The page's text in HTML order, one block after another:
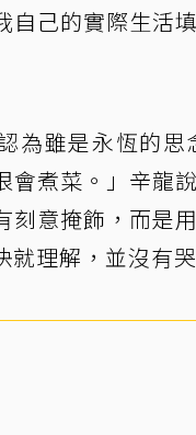
自己的實際生活
為雖是永恆的
會煮菜。」辛
刻意掩飾，而
理解，並沒有